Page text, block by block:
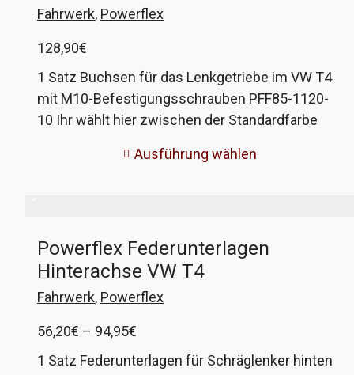
Fahrwerk, Powerflex
128,90€
1 Satz Buchsen für das Lenkgetriebe im VW T4
mit M10-Befestigungsschrauben PFF85-1120-
10 Ihr wählt hier zwischen der Standardfarbe
beiden identisch. Viele Worte brauche ich dazu
Serie, aber vor allem, weil sie so wunderbar
einfach zu montieren sind! Keine
Spezialwerkzeuge zum Einpressen, keine
einfach reinstecken, fertig. Die meiste Arbeit ist
oft das Entfernen der alten Gummibuchsen.
Ausführung wählen
Powerflex Federunterlagen
Hinterachse VW T4
Fahrwerk, Powerflex
56,20€ – 94,95€
56,20€
1 Satz Federunterlagen für Schräglenker hinten